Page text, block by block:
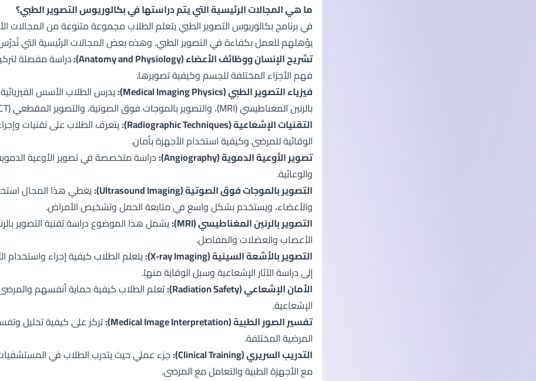
ما هي المجالات الرئيسية التي يتم دراستها في بكالوريوس التصوير الطبي؟
في برنامج بكالوريوس التصوير الطبي يتعلم الطلاب مجموعة متنوعة من المجالات
يؤهلهم للعمل بكفاءة في التصوير الطبي. وهذه بعض المجالات الرئيسية التي
تشريح الإنسان ووظائف الأعضاء (Anatomy and Physiology):
دراسة مفصلة
فهم الأجزاء المختلفة للجسم وكيفية تصويرها.
فيزياء التصوير الطبي (Medical Imaging Physics):
يدرس الطلاب الأسس
بالرنين المغناطيسي (MRI)، والتصوير بالموجات فوق الصوتية، والتصوير المقطعي (CT). ويتعلمون كيفية إنتاج الصور ومعالجة البيانات بفعالية.
التقنيات الإشعاعية (Radiographic Techniques):
يتعرف الطلاب على تقنيات
الوقائية للمرضى وكيفية استخدام الأجهزة بأمان.
تصوير الأوعية الدموية (Angiography):
دراسة متخصصة في تصوير الأوعية
والوعائية.
التصوير بالموجات فوق الصوتية (Ultrasound Imaging):
يغطي هذا المجال
والأعضاء، ويستخدم بشكل واسع في متابعة الحمل وتشخيص الأمراض.
التصوير بالرنين المغناطيسي (MRI):
يشمل هذا الموضوع دراسة تقنية التصوير
الأعصاب والعضلات والمفاصل.
التصوير بالأشعة السينية (X-ray Imaging):
يتعلم الطلاب كيفية إجراء واستخدام
إلى دراسة الآثار الإشعاعية وسبل الوقاية منها.
الأمان الإشعاعي (Radiation Safety):
تعلم الطلاب كيفية حماية أنفسهم
الإشعاعية.
تفسير الصور الطبية (Medical Image Interpretation):
تركز على كيفية تحليل
المرضية المختلفة.
التدريب السريري (Clinical Training):
جزء عملي حيث يتدرب الطلاب في
مع الأجهزة الطبية والتعامل مع المرضى.